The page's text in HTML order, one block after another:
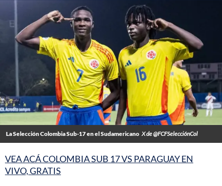
La Selección Colombia Sub-17 en el Sudamericano X de @FCFSelecciónCol
VEA ACÁ COLOMBIA SUB 17 VS PARAGUAY EN
VIVO, GRATIS